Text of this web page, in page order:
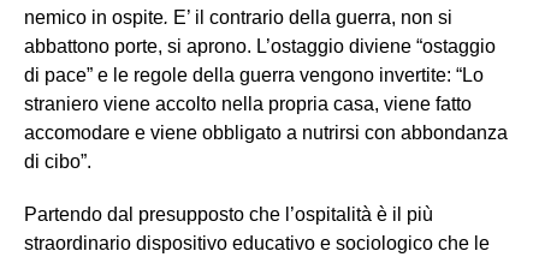
nemico in ospite. E’ il contrario della guerra, non si
abbattono porte, si aprono. L’ostaggio diviene “ostaggio
di pace” e le regole della guerra vengono invertite: “Lo
straniero viene accolto nella propria casa, viene fatto
accomodare e viene obbligato a nutrirsi con abbondanza
di cibo”.
Partendo dal presupposto che l’ospitalità è il più
straordinario dispositivo educativo e sociologico che le